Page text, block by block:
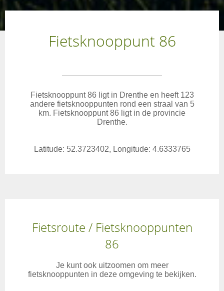
Fietsknooppunt 86
Fietsknooppunt 86 ligt in Drenthe en heeft 123
andere fietsknooppunten rond een straal van 5
km. Fietsknooppunt 86 ligt in de provincie
Drenthe.
Latitude: 52.3723402, Longitude: 4.6333765
Fietsroute / Fietsknooppunten
86
Je kunt ook uitzoomen om meer
fietsknooppunten in deze omgeving te bekijken.